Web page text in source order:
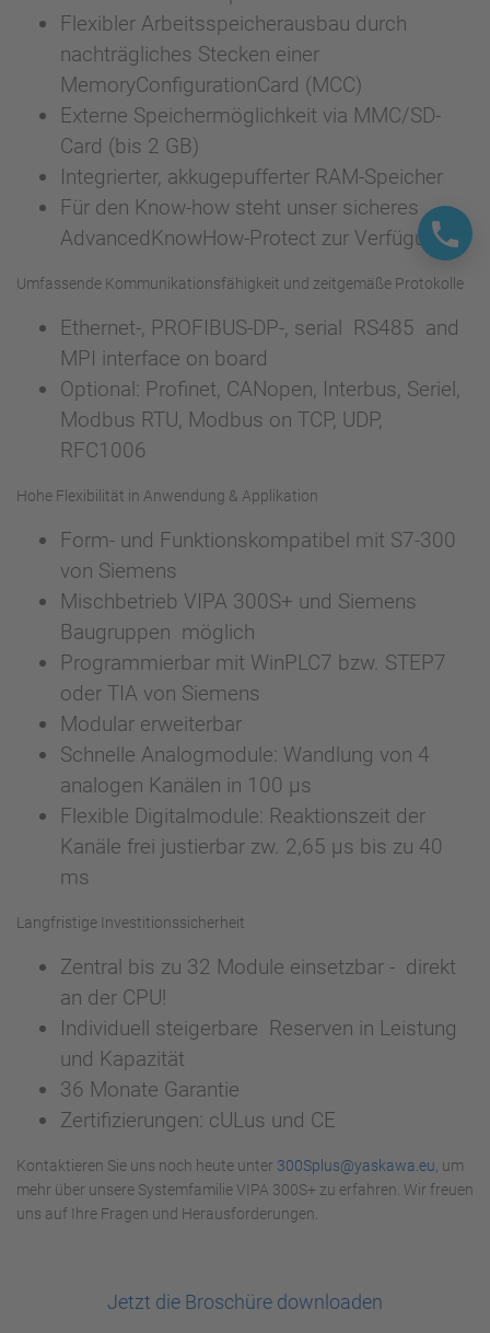
Flexibler Arbeitsspeicherausbau durch
nachträgliches Stecken einer
MemoryConfigurationCard (MCC)
Externe Speichermöglichkeit via MMC/SD-
Card (bis 2 GB)
Integrierter, akkugepufferter RAM-Speicher
Für den Know-how steht unser sicheres
AdvancedKnowHow-Protect zur Verfügung
Umfassende Kommunikationsfähigkeit und zeitgemäße Protokolle
Ethernet-, PROFIBUS-DP-, serial RS485 and
MPI interface on board
Optional: Profinet, CANopen, Interbus, Seriel,
Modbus RTU, Modbus on TCP, UDP,
RFC1006
Hohe Flexibilität in Anwendung & Applikation
Form- und Funktionskompatibel mit S7-300
von Siemens
Mischbetrieb VIPA 300S+ und Siemens
Baugruppen möglich
Programmierbar mit WinPLC7 bzw. STEP7
oder TIA von Siemens
Modular erweiterbar
Schnelle Analogmodule: Wandlung von 4
analogen Kanälen in 100 µs
Flexible Digitalmodule: Reaktionszeit der
Kanäle frei justierbar zw. 2,65 µs bis zu 40
ms
Langfristige Investitionssicherheit
Zentral bis zu 32 Module einsetzbar - direkt
an der CPU!
Individuell steigerbare Reserven in Leistung
und Kapazität
36 Monate Garantie
Zertifizierungen: cULus und CE
Kontaktieren Sie uns noch heute unter 300Splus@yaskawa.eu , um
mehr über unsere Systemfamilie VIPA 300S+ zu erfahren. Wir freuen
uns auf Ihre Fragen und Herausforderungen.
Jetzt die Broschüre downloaden